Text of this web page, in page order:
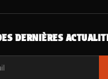
DERNIÈRES